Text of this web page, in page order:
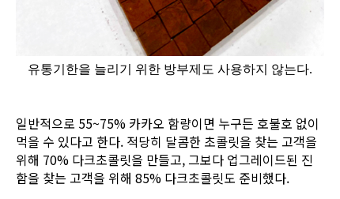
유통기한을 늘리기 위한 방부제도 사용하지 않는다.
일반적으로 55~75% 카카오 함량이면 누구든 호불호 없이
먹을 수 있다고 한다. 적당히 달콤한 초콜릿을 찾는 고객을
위해 70% 다크초콜릿을 만들고, 그보다 업그레이드된 진
함을 찾는 고객을 위해 85% 다크초콜릿도 준비했다.